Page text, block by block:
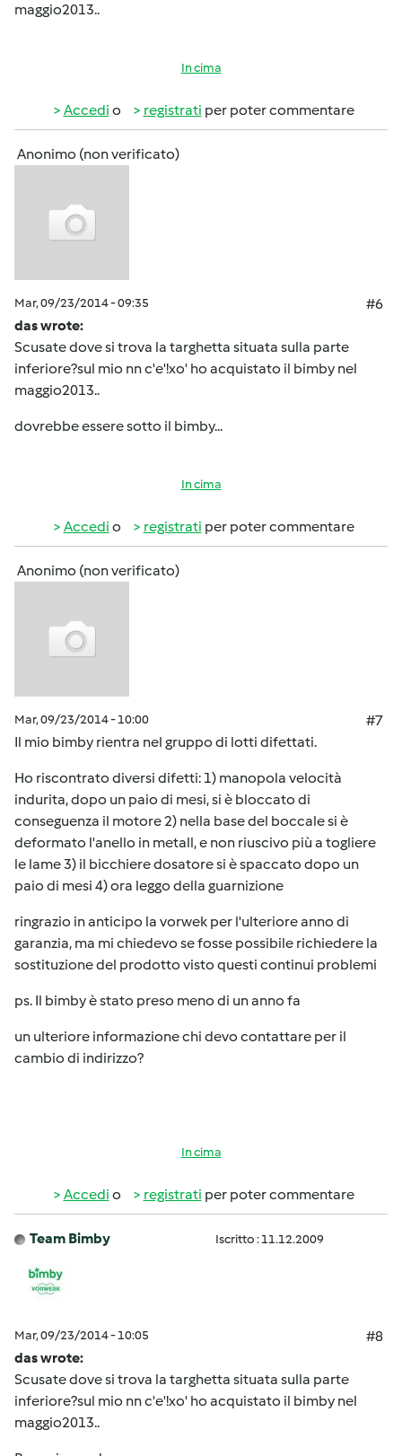
maggio2013..
In cima
Accedi o registrati per poter commentare
Anonimo (non verificato)
Mar, 09/23/2014 - 09:35
#6
das wrote:
Scusate dove si trova la targhetta situata sulla parte
inferiore?sul mio nn c'e'!xo' ho acquistato il bimby nel
maggio2013..
dovrebbe essere sotto il bimby...
In cima
Accedi o registrati per poter commentare
Anonimo (non verificato)
Mar, 09/23/2014 - 10:00
#7
Il mio bimby rientra nel gruppo di lotti difettati.
Ho riscontrato diversi difetti: 1) manopola velocità
indurita, dopo un paio di mesi, si è bloccato di
conseguenza il motore 2) nella base del boccale si è
deformato l'anello in metall, e non riuscivo più a togliere
le lame 3) il bicchiere dosatore si è spaccato dopo un
paio di mesi 4) ora leggo della guarnizione
ringrazio in anticipo la vorwek per l'ulteriore anno di
garanzia, ma mi chiedevo se fosse possibile richiedere la
sostituzione del prodotto visto questi continui problemi
ps. Il bimby è stato preso meno di un anno fa
un ulteriore informazione chi devo contattare per il
cambio di indirizzo?
In cima
Accedi o registrati per poter commentare
Team Bimby Iscritto : 11.12.2009
Mar, 09/23/2014 - 10:05
#8
das wrote:
Scusate dove si trova la targhetta situata sulla parte
inferiore?sul mio nn c'e'!xo' ho acquistato il bimby nel
maggio2013..